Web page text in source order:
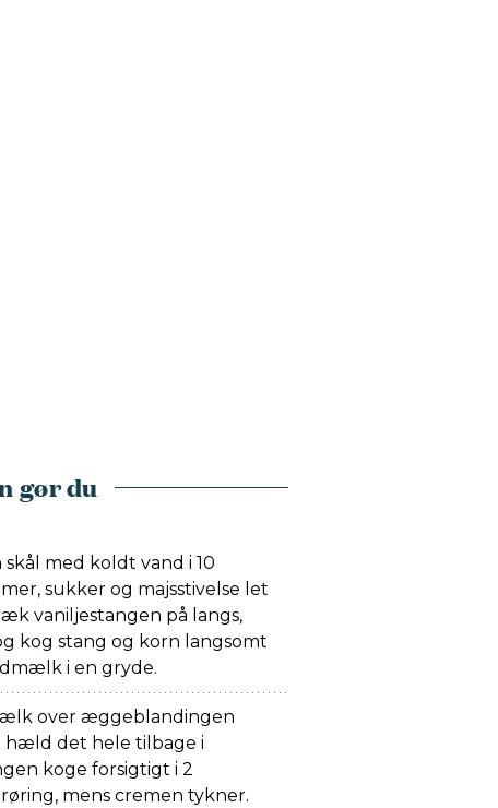
gør du
med koldt vand i 10
sukker og majsstivelse let
vaniljestangen på langs,
kog stang og korn langsomt
i en gryde.
over æggeblandingen
hæld det hele tilbage i
koge forsigtigt i 2
mens cremen tykner.